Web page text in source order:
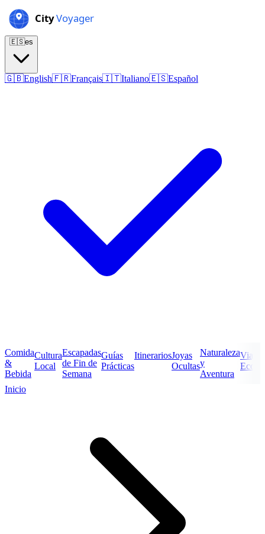
🇪🇸es
🇬🇧English🇫🇷Français🇮🇹Italiano🇪🇸Español
Comida
&
Bebida
Cultura
Local
Escapadas
de Fin de
Semana
Guías
Prácticas
ItinerariosJoyas
Ocultas
Naturaleza
y
Aventura
Viajes
Inicio